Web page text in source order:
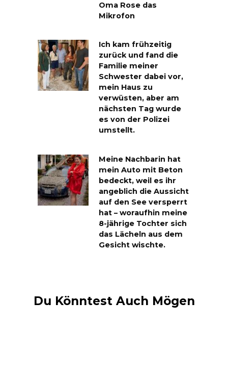
Oma Rose das
Mikrofon
Ich kam frühzeitig
zurück und fand die
Familie meiner
Schwester dabei vor,
mein Haus zu
verwüsten, aber am
nächsten Tag wurde
es von der Polizei
umstellt.
Meine Nachbarin hat
mein Auto mit Beton
bedeckt, weil es ihr
angeblich die Aussicht
auf den See versperrt
hat – woraufhin meine
8-jährige Tochter sich
das Lächeln aus dem
Gesicht wischte.
Du Könntest Auch Mögen